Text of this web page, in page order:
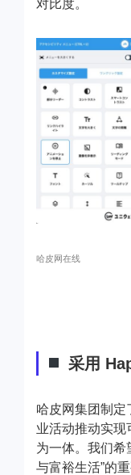
对比度。
哈皮网在线
采用
哈皮网集团制定
业活动推动实现
为一体。我们希
与富裕生活”的